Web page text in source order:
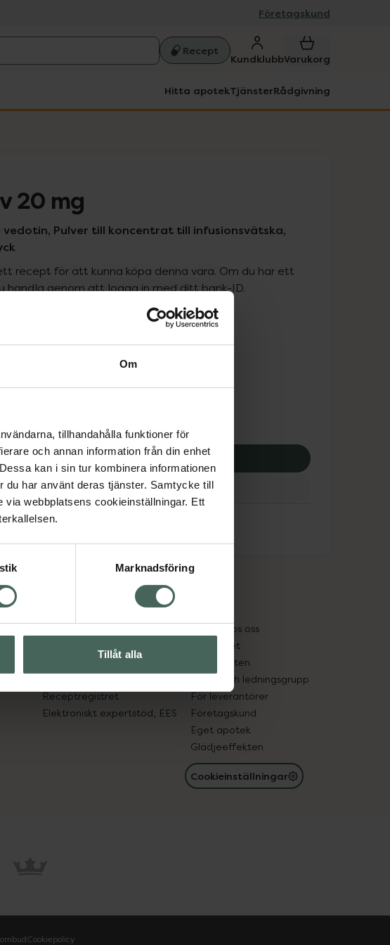
Om
tillhandahålla funktioner för
och annan information från din enhet
kan i sin tur kombinera informationen
du har använt deras tjänster. Samtycke till
webbplatsens cookieinställningar. Ett
Marknadsföring
Tillåt alla
Företagskund
Recept
KundklubbVarukorg
Hitta apotekTjänsterRådgivning
20 mg
Pulver till koncentrat till infusionsvätska,
recept för att kunna köpa denna vara. Om du har ett
handla genom att logga in med ditt bank-ID.
kr
Köp via ditt recept
Om recept och läkemedel
Lämna in gammal medicin
Receptregistret
Elektroniskt expertstöd, EES
Jobba hos oss
Hållbarhet
Samarbeten
Ägare och ledningsgrupp
För leverantörer
Företagskund
Eget apotek
Glädjeeffekten
Cookieinställningar
Cookiepolicy